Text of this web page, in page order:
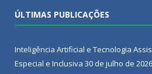
ÚLTIMAS PUBLICAÇÕES
Inteligência Artificial e Tecnologia
Especial e Inclusiva 30 de julho de 2026